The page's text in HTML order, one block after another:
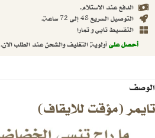
الدفع عند الاستلام.
التوصيل السريع 48 إلى 72 ساعة.
التقسيط تابي و تمارا
أحصل علىأولوية التغليف والشحن عند الطلب الان.
الوصف
تايمر (مؤقت للايقاف)